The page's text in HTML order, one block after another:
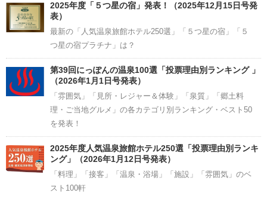
2025年度「５つ星の宿」発表！（2025年12月15日号発
表）
最新の「人気温泉旅館ホテル250選」「５つ星の宿」「５
つ星の宿プラチナ」は？
第39回にっぽんの温泉100選「投票理由別ランキング 」
（2026年1月1日号発表）
「雰囲気」「見所・レジャー＆体験」「泉質」「郷土料
理・ご当地グルメ」の各カテゴリ別ランキング・ベスト50
を発表！
2025年度人気温泉旅館ホテル250選「投票理由別ランキ
ング」（2026年1月12日号発表）
「料理」「接客」「温泉・浴場」「施設」「雰囲気」のベ
スト100軒